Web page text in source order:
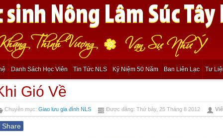
Danh Sách Học Viên Tin Tức NLS Kỷ Niệm 50 Năm Ban Liên Lạc Tư
Gió Về
Chuyên mục:Giao lưu gia đình NLS Được đăng: Thứ bảy, 25 Tháng 8 2012
Share